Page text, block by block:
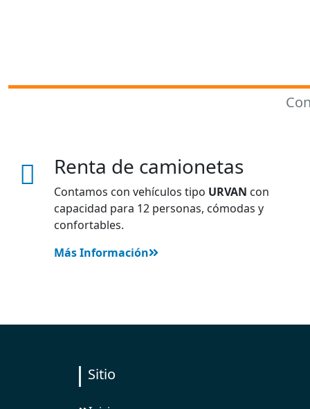
Renta de camionetas
Contamos con vehículos tipo URVAN con
capacidad para 12 personas, cómodas y
confortables.
Más Información
Sitio